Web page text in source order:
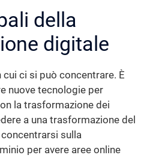
della
digitale
cui ci si può concentrare. È
nuove tecnologie per
la trasformazione dei
a una trasformazione del
sulla
per avere aree online